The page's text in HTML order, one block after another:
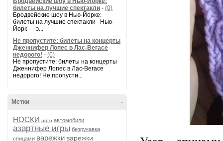
билеты на лучшие спектакли - (0)
Бродвейские шоу в Нью-Йорке:
билеты на лучшие спектакли Нью-
Йорк — э...
Не пропустите: билеты на концерты
Дженнифер Лопес в Лас-Вегасе
недорого! - (0)
Не пропустите: билеты на концерты
Дженнифер Лопес в Лас-Вегасе
недорого! Не пропусти...
-
Метки
НОСКИ авто автомобили
азартные игры безрукавка
спицами варежки варежки